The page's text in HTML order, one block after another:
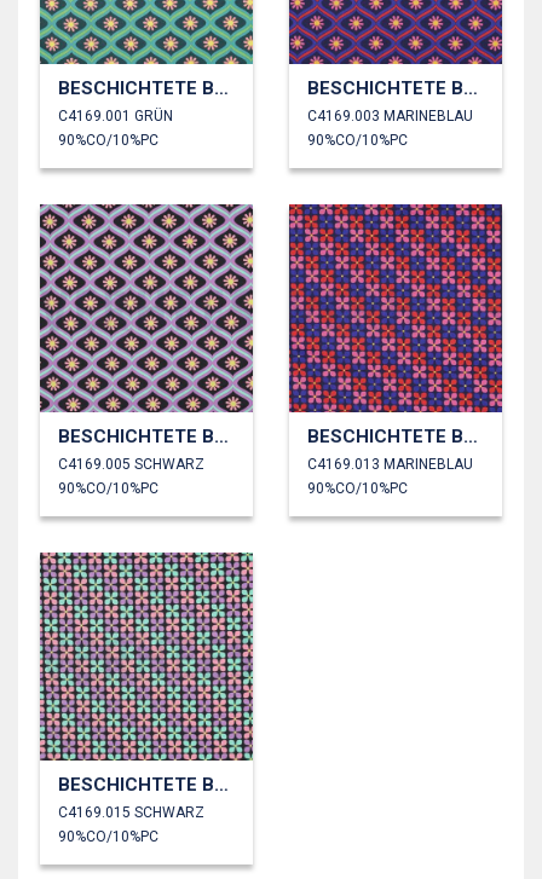
BESCHICHTETE BAUMWOLLE BLUMEN
C4169.001 GRÜN
90%CO/10%PC
BESCHICHTETE BAUMWOLLE BLUMEN
C4169.003 MARINEBLAU
90%CO/10%PC
BESCHICHTETE BAUMWOLLE BLUMEN
C4169.005 SCHWARZ
90%CO/10%PC
BESCHICHTETE BAUMWOLLE BLUMEN
C4169.013 MARINEBLAU
90%CO/10%PC
BESCHICHTETE BAUMWOLLE BLUMEN
C4169.015 SCHWARZ
90%CO/10%PC